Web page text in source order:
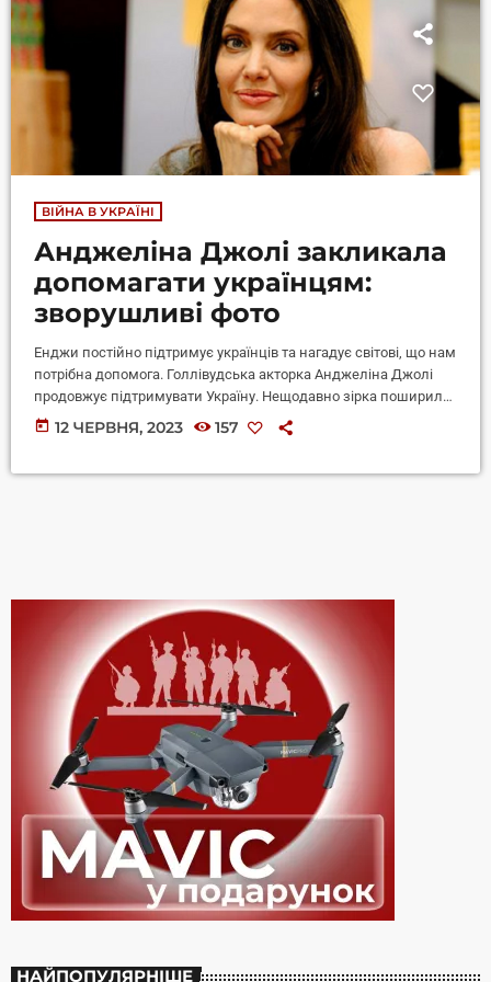
ВІЙНА В УКРАЇНІ
Анджеліна Джолі закликала
допомагати українцям:
зворушливі фото
Енджи постійно підтримує українців та нагадує світові, що нам
потрібна допомога. Голлівудська акторка Анджеліна Джолі
продовжує підтримувати Україну. Нещодавно зірка поширила
пост про нашу країну в своєму Instagram. Для оформлення
Енджи використала щемливі фото, які зараз в Україні робить її
today 12 ЧЕРВНЯ, 2023 157
НАЙПОПУЛЯРНІШЕ